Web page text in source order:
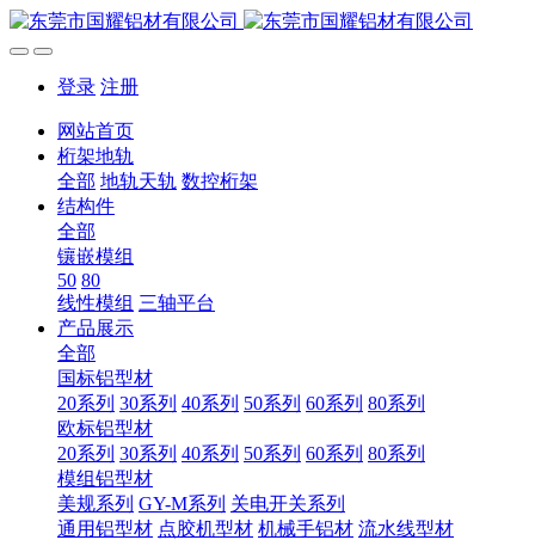
登录 注册
网站首页
桁架地轨
全部 地轨天轨 数控桁架
结构件
全部
镶嵌模组
50 80
线性模组 三轴平台
产品展示
全部
国标铝型材
20系列 30系列 40系列 50系列 60系列 80系列
欧标铝型材
20系列 30系列 40系列 50系列 60系列 80系列
模组铝型材
美规系列 GY-M系列 关电开关系列
通用铝型材 点胶机型材 机械手铝材 流水线型材